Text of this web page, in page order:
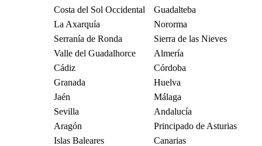
Costa del Sol Occidental
Guadalteba
La Axarquía
Nororma
Serranía de Ronda
Sierra de las Nieves
Valle del Guadalhorce
Almería
Cádiz
Córdoba
Granada
Huelva
Jaén
Málaga
Sevilla
Andalucía
Aragón
Principado de Asturias
Islas Baleares
Canarias